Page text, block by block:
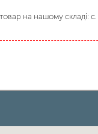
на нашому складі: с.